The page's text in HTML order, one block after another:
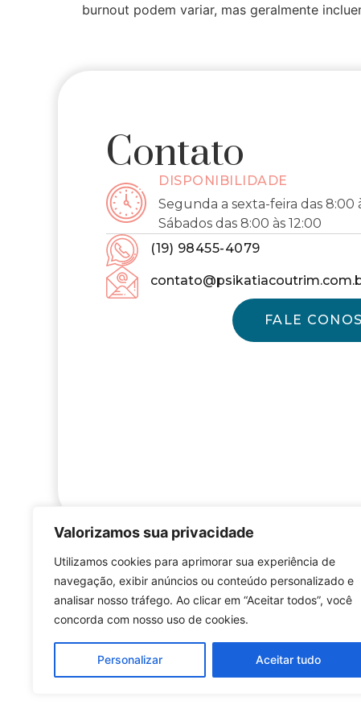
Valorizamos sua privacidade
Utilizamos cookies para aprimorar sua experiência de
navegação, exibir anúncios ou conteúdo personalizado e
analisar nosso tráfego. Ao clicar em “Aceitar todos”, você
concorda com nosso uso de cookies.
Personalizar Aceitar tudo
burnout podem variar, mas geralmente
Contato
DISPONIBILIDADE
Segunda a sexta-feira das 8:00
Sábados das 8:00 às 12:00
(19) 98455-4079
FALE